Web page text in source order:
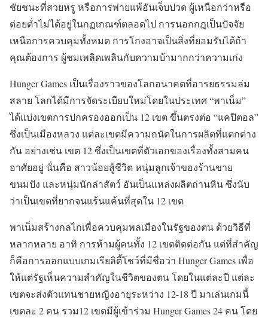
ชัยชนะที่สวยหรู หรือการพ่ายแพ้อันเจ็บปวด ผู้เหนือกว่าหรือ
ต่อยต่ำไม่ได้อยู่ในกฏเกณฑ์ตลอดไป การนอกกฎเป็นปัจจัย
เหนือการควบคุมทั้งหมด การโกงอาจเป็นสิ่งที่ยอมรับได้ถ้า
คุณต้องการ ผู้ชมเพลิดเพลินกับความบ้ามากกว่าความเก่ง
Hunger Games เป็นเรื่องราวของโลกอนาคตที่อารยธรรมล่ม
สลาย โลกได้มีการจัดระเบียบใหม่โดยในประเทศ “พาเน็ม”
ได้แบ่งเขตการปกครองออกเป็น 12 เขต ขึ้นตรงต่อ “แคปิตอล”
ซึ่งเป็นเมืองหลวง แต่ละเขตมีความถนัดในการผลิตที่แตกต่าง
กัน อย่างเช่น เขต 12 ซึ่งเป็นเขตที่ตัวเอกของเรื่องทั้งสามคน
อาศัยอยู่ นั่นคือ สาวน้อยสู้ชีวิต หนุ่มลูกเจ้าของร้านขาย
ขนมปัง และหนุ่มนักล่าสัตว์ อันเป็นแหล่งผลิตถ่านหิน ซึ่งนับ
ว่าเป็นเขตที่ยากจนแร้นแค้นที่สุดใน 12 เขต
พาเน็มสร้างกลไกเพื่อควบคุมพลเมืองในรัฐของตน ด้วยวิธีที่
หลากหลาย อาทิ การห้ามผู้คนทั้ง 12 เขตติดต่อกัน แต่ที่สำคัญ
ก็คือการออกแบบเกมเรียลิตี้โชว์ที่มีชื่อว่า Hunger Games เพื่อ
ให้แต่รัฐเห็นความสำคัญในชีวิตของตน โดยในแต่ละปี แต่ละ
เขตจะส่งตัวแทนชายหญิงอายุระหว่าง 12-18 ปี มาเล่นเกมนี้
เขตละ 2 คน รวม12 เขตมีผู้เข้าร่วม Hunger Games 24 คน โดย